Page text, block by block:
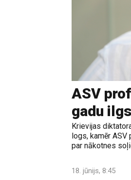
ASV
gadu
Krievijas
logs, kamēr
par nākotnes
18. jūnijs, 8:45